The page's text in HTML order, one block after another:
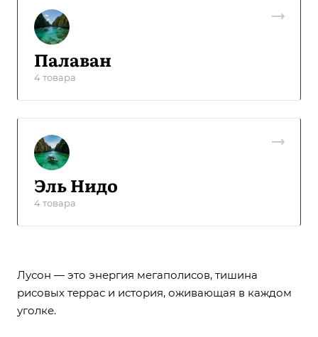
Палаван
4 товара
Эль Нидо
4 товара
Лусон — это энергия мегаполисов, тишина
рисовых террас и история, оживающая в каждом
уголке.